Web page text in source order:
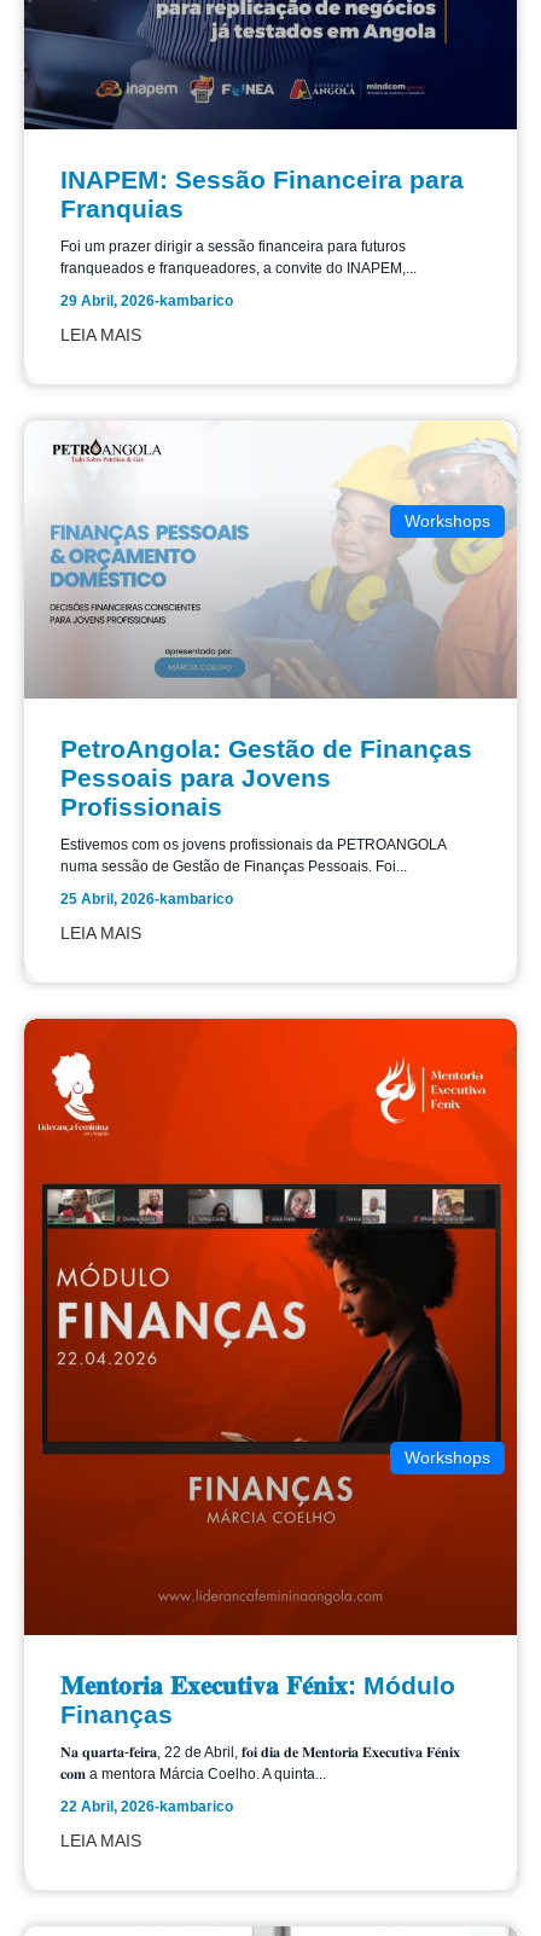
INAPEM: Sessão Financeira para
Franquias
Foi um prazer dirigir a sessão financeira para futuros
franqueados e franqueadores, a convite do INAPEM,...
29 Abril, 2026-kambarico
LEIA MAIS
Workshops
PetroAngola: Gestão de Finanças
Pessoais para Jovens
Profissionais
Estivemos com os jovens profissionais da PETROANGOLA
numa sessão de Gestão de Finanças Pessoais. Foi...
25 Abril, 2026-kambarico
LEIA MAIS
Workshops
𝐌𝐞𝐧𝐭𝐨𝐫𝐢𝐚 𝐄𝐱𝐞𝐜𝐮𝐭𝐢𝐯𝐚 𝐅𝐞́𝐧𝐢𝐱: Módulo
Finanças
𝐍𝐚 𝐪𝐮𝐚𝐫𝐭𝐚-𝐟𝐞𝐢𝐫𝐚, 22 de Abril, 𝐟𝐨𝐢 𝐝𝐢𝐚 𝐝𝐞 𝐌𝐞𝐧𝐭𝐨𝐫𝐢𝐚 𝐄𝐱𝐞𝐜𝐮𝐭𝐢𝐯𝐚 𝐅𝐞́𝐧𝐢𝐱
𝐜𝐨𝐦 a mentora Márcia Coelho. A quinta...
22 Abril, 2026-kambarico
LEIA MAIS